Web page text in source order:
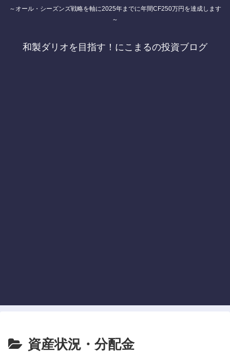
～オール・シーズンズ戦略を軸に2025年までに年間CF250万円を達成します
～
和製ダリオを目指す！にこまるの投資ブログ
資産状況・分配金